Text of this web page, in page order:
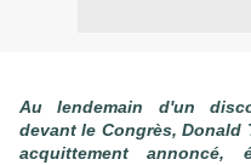
Au lendemain d'un
devant le Congrès, Donald
acquittement annoncé,